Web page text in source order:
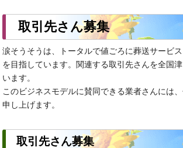
取引先さん募集
涙そうそうは、トータルで値ごろに葬送サービ
を目指しています。関連する取引先さんを全国
います。
このビジネスモデルに賛同できる業者さんには
申し上げます。
取引先さん募集